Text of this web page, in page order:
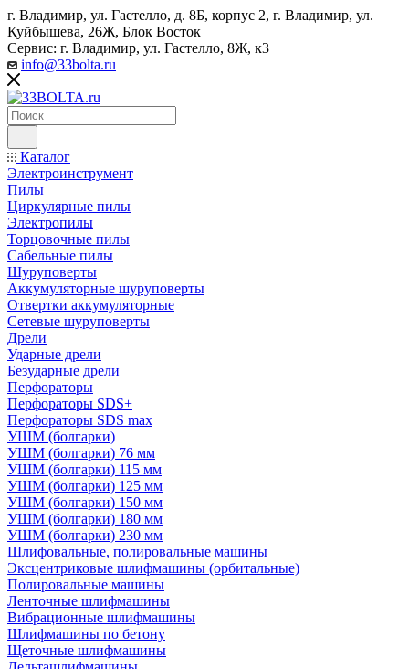
г. Владимир, ул. Гастелло, д. 8Б, корпус 2, г. Владимир, ул. ​
Куйбышева, 26Ж, Блок Восток
Сервис: г. Владимир, ул. Гастелло, 8Ж, к3
info@33bolta.ru
Каталог
Электроинструмент
Пилы
Циркулярные пилы
Электропилы
Торцовочные пилы
Сабельные пилы
Шуруповерты
Аккумуляторные шуруповерты
Отвертки аккумуляторные
Сетевые шуруповерты
Дрели
Ударные дрели
Безударные дрели
Перфораторы
Перфораторы SDS+
Перфораторы SDS max
УШМ (болгарки)
УШМ (болгарки) 76 мм
УШМ (болгарки) 115 мм
УШМ (болгарки) 125 мм
УШМ (болгарки) 150 мм
УШМ (болгарки) 180 мм
УШМ (болгарки) 230 мм
Шлифовальные, полировальные машины
Эксцентриковые шлифмашины (орбитальные)
Полировальные машины
Ленточные шлифмашины
Вибрационные шлифмашины
Шлифмашины по бетону
Щеточные шлифмашины